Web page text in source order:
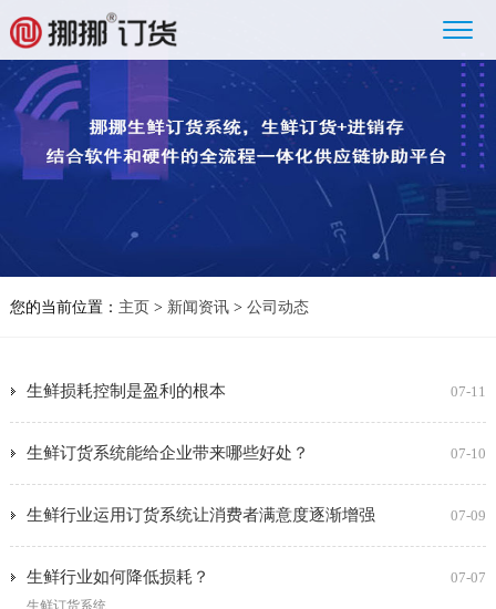
您的当前位置： 主页 > 新闻资讯> 公司动态
生鲜损耗控制是盈利的根本 07-11
生鲜订货系统能给企业带来哪些好处？ 07-10
生鲜行业运用订货系统让消费者满意度逐渐增强 07-09
生鲜行业如何降低损耗？ 07-07
生鲜订货系统